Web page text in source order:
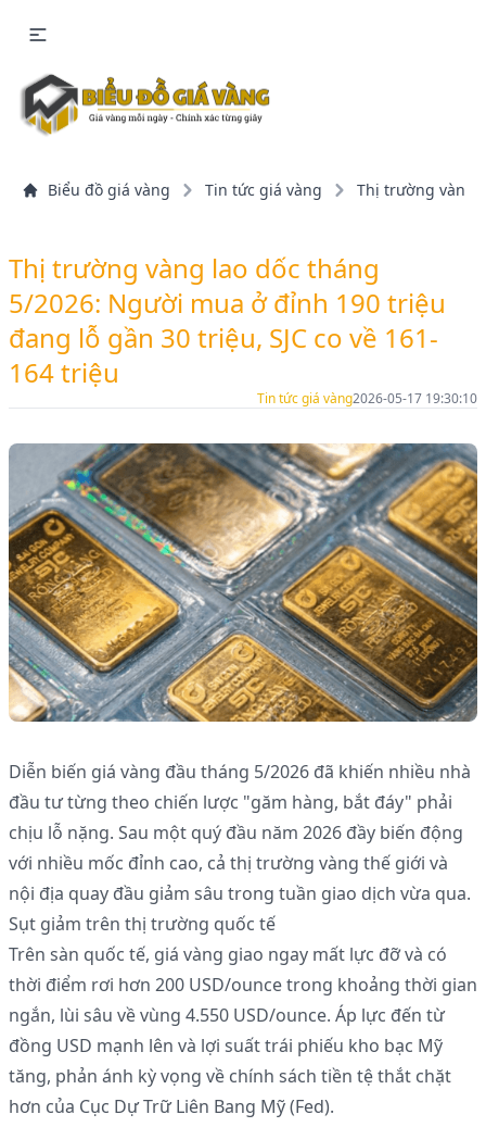
Biểu đồ giá vàng Tin tức giá vàng Thị trường vàng
Thị trường vàng lao dốc tháng
5/2026: Người mua ở đỉnh 190 triệu
đang lỗ gần 30 triệu, SJC co về 161-
164 triệu
Tin tức giá vàng2026-05-17 19:30:10
Diễn biến giá vàng đầu tháng 5/2026 đã khiến nhiều nhà
đầu tư từng theo chiến lược "găm hàng, bắt đáy" phải
chịu lỗ nặng. Sau một quý đầu năm 2026 đầy biến động
với nhiều mốc đỉnh cao, cả thị trường vàng thế giới và
nội địa quay đầu giảm sâu trong tuần giao dịch vừa qua.
Sụt giảm trên thị trường quốc tế
Trên sàn quốc tế, giá vàng giao ngay mất lực đỡ và có
thời điểm rơi hơn 200 USD/ounce trong khoảng thời gian
ngắn, lùi sâu về vùng 4.550 USD/ounce. Áp lực đến từ
đồng USD mạnh lên và lợi suất trái phiếu kho bạc Mỹ
tăng, phản ánh kỳ vọng về chính sách tiền tệ thắt chặt
hơn của Cục Dự Trữ Liên Bang Mỹ (Fed).